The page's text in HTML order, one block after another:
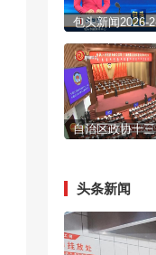
包头新闻2026-
头条新闻